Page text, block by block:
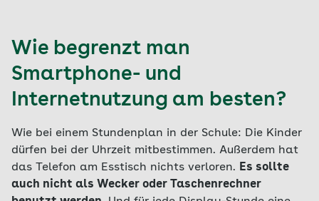
Wie begrenzt man
Smartphone- und
Internetnutzung am besten?
Wie bei einem Stundenplan in der Schule: Die Kinder
dürfen bei der Uhrzeit mitbestimmen. Außerdem hat
das Telefon am Esstisch nichts verloren. Es sollte
auch nicht als Wecker oder Taschenrechner